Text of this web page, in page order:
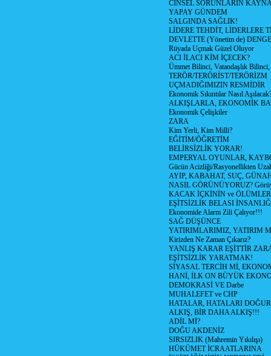
CİNSEL SORUNLARIN
YAPAY GÜNDEM
SALGINDA SAĞLIK!
LİDERE TEHDİT, LİDERLERE
DEVLETTE (Yönetim de)
Rüyada Uçmak Güzel Oluyor
ACI İLACI KİM İÇECEK?
Ümmet Bilinci, Vatandaşlık
TERÖR/TERÖRİST/TERÖRİZM
UÇMADIĞIMIZIN RESMİDİR
Ekonomik Sıkıntılar Nasıl
ALKIŞLARLA, EKONOMİK
Ekonomik Çelişkiler
ZARA
Kim Yerli, Kim Milli?
EĞİTİM/ÖĞRETİM
BELİRSİZLİK YORAR!
EMPERYAL OYUNLAR,
Gücün Acizliği/Rasyonellikten
AYIP, KABAHAT, SUÇ,
NASIL GÖRÜNÜYORUZ?
KACAK İÇKİNİN ve
EŞİTSİZLİK BELASI
Ekonomide Alarm Zili Çalıyor!!!
SAĞ DÜŞÜNCE
YATIRIMLARIMIZ, YATIRIM
Kirizden Ne Zaman Çıkarız?
YANLIŞ KARAR EŞİTTİR
EŞİTSİZLİK YARATMAK!
SİYASAL TERCİH Mİ,
HANİ, İLK ON BÜYÜK
DEMOKRASİ VE Darbe
MUHALEFET ve CHP
HATALAR, HATALARI
ALKIŞ, BİR DAHA ALKIŞ!!!
ADİL Mİ?
DOĞU AKDENİZ
SIRSIZLIK (Mahremin Yıkılışı)
HÜKÜMET İCRAATLARINA